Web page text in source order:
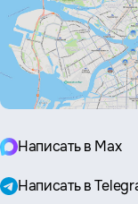
Написать в Max
Написать в